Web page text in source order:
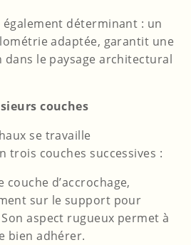
également déterminant : un
adaptée, garantit une
le paysage architectural
couches
se travaille
trois couches successives :
couche d’accrochage,
sur le support pour
aspect rugueux permet à
bien adhérer.